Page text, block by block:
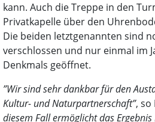
kann. Auch die Treppe in den
Privatkapelle über den
Die beiden letztgenannten sind
verschlossen und nur einmal im
Denkmals geöffnet.
”Wir sind sehr dankbar für den
Kultur- und Naturpartnerschaft”, so
diesem Fall ermöglicht das